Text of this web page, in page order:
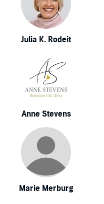
Julia K. Rodeit
Anne Stevens
Marie Merburg